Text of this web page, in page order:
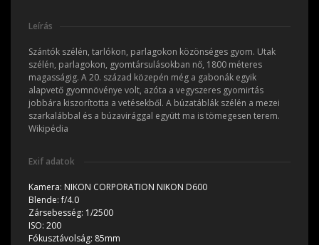
Leírás
Szántók szélén, tarlókon, parlagokon közönséges gyom. Utak
szélén, parlagokon, gyomtársulásokban nő, 1800 méteres
magasságig. A 20. század közepén még a gabonák egyik
alapvető gyomnövénye volt, azóta a vegyszeres gyomirtás
jobbára kiszorította a vetésekből. A búzatáblák szélén a mezei
szarkalábbal és a búzavirággal együtt ma is tömegesen terem.
Wikipédia
Exif adatok
Kamera: NIKON CORPORATION NIKON D600
Blende:f/4.0
Zársebesség: 1/2500
ISO: 200
Fókusztávolság: 85mm